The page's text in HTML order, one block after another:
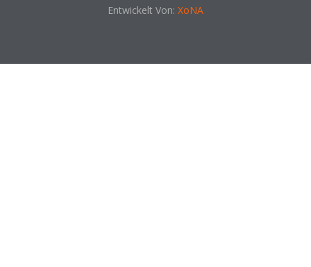
Entwickelt Von: XoNA